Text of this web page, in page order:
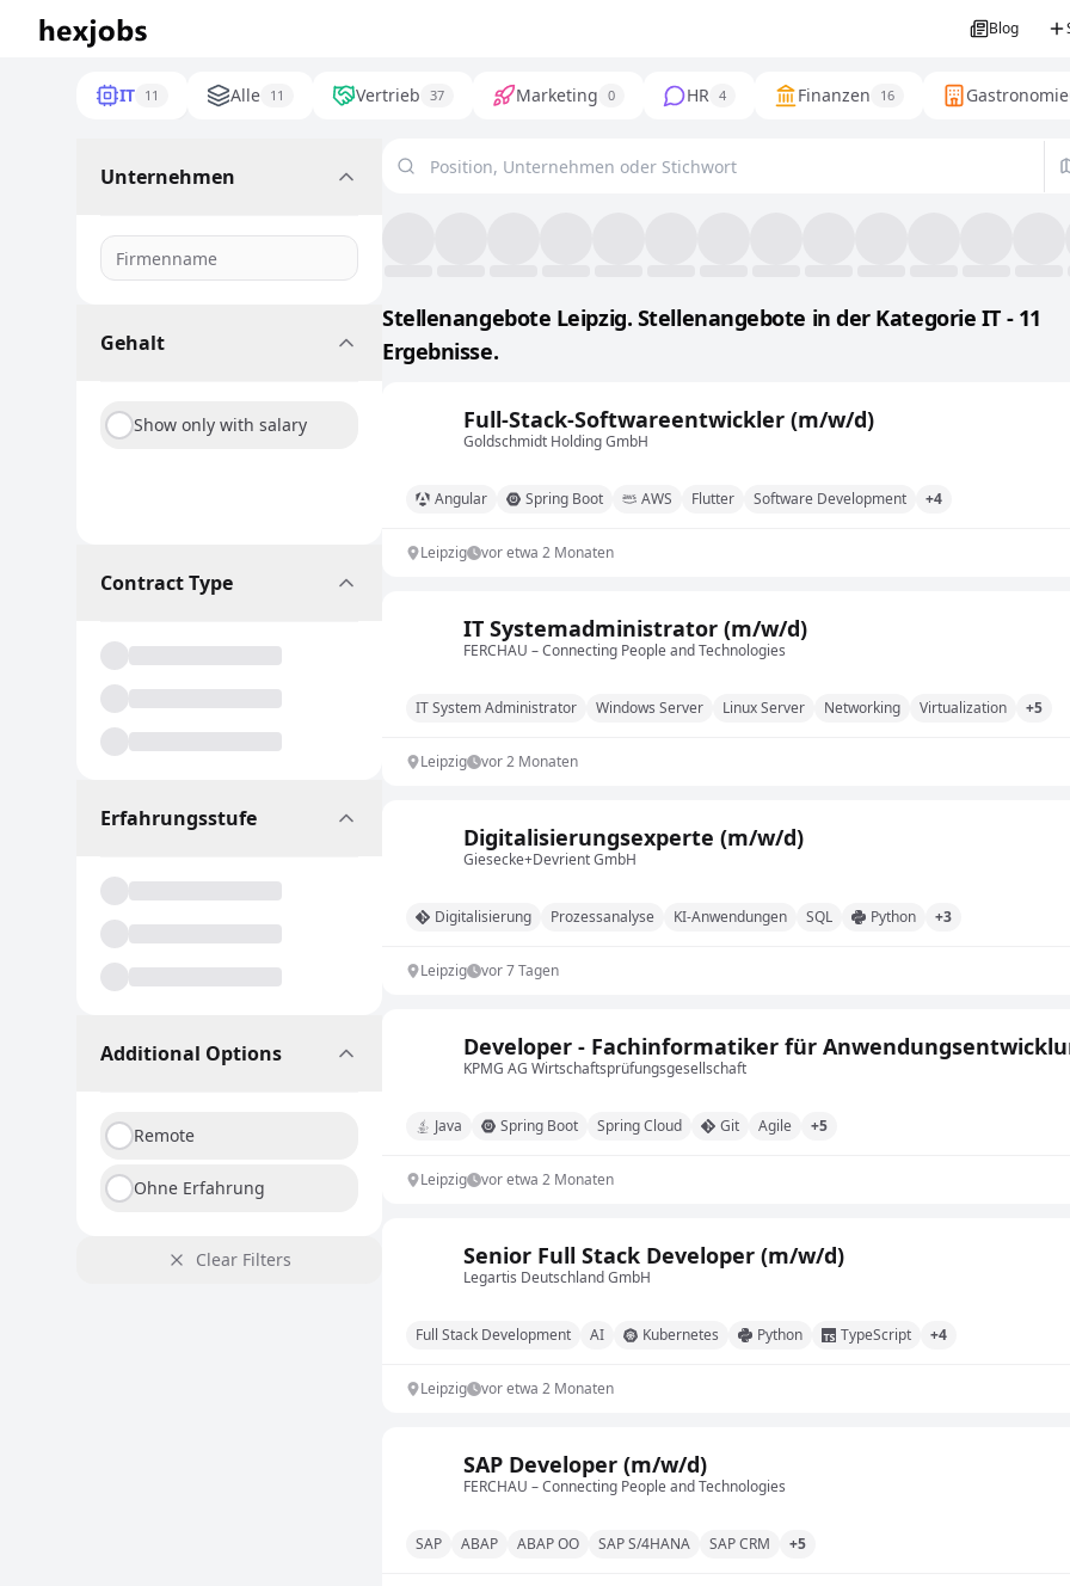
Blog
IT 11 Alle 11 Vertrieb 37 Marketing 0 HR 4 Finanzen 16 Gastronomie
Unternehmen
Gehalt
Show only with salary
Contract Type
Erfahrungsstufe
Additional Options
Remote
Ohne Erfahrung
Clear Filters
Stellenangebote Leipzig. Stellenangebote in der Kategorie IT - 11
Ergebnisse.
Full-Stack-Softwareentwickler (m/w/d)
Goldschmidt Holding GmbH
Angular Spring Boot AWS Flutter Software Development +4
Leipzig vor etwa 2 Monaten
IT Systemadministrator (m/w/d)
FERCHAU – Connecting People and Technologies
IT System Administrator Windows Server Linux Server Networking Virtualization +5
Leipzig vor 2 Monaten
Digitalisierungsexperte (m/w/d)
Giesecke+Devrient GmbH
Digitalisierung Prozessanalyse KI-Anwendungen SQL Python +3
Leipzig vor 7 Tagen
Developer - Fachinformatiker für
KPMG AG Wirtschaftsprüfungsgesellschaft
Java Spring Boot Spring Cloud Git Agile +5
Leipzig vor etwa 2 Monaten
Senior Full Stack Developer (m/w/d)
Legartis Deutschland GmbH
Full Stack Development AI Kubernetes Python TypeScript +4
Leipzig vor etwa 2 Monaten
SAP Developer (m/w/d)
FERCHAU – Connecting People and Technologies
SAP ABAP ABAP OO SAP S/4HANA SAP CRM +5